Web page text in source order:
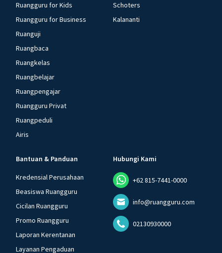
Ruangguru for Kids
Ruangguru for Business
Ruanguji
Ruangbaca
Ruangkelas
Ruangbelajar
Ruangpengajar
Ruangguru Privat
Ruangpeduli
Airis
Schoters
Kalananti
Bantuan & Panduan
Kredensial Perusahaan
Beasiswa Ruangguru
Cicilan Ruangguru
Promo Ruangguru
Laporan Kerentanan
Layanan Pengaduan
Hubungi Kami
+62 815-7441-0000
info@ruangguru.com
02130930000